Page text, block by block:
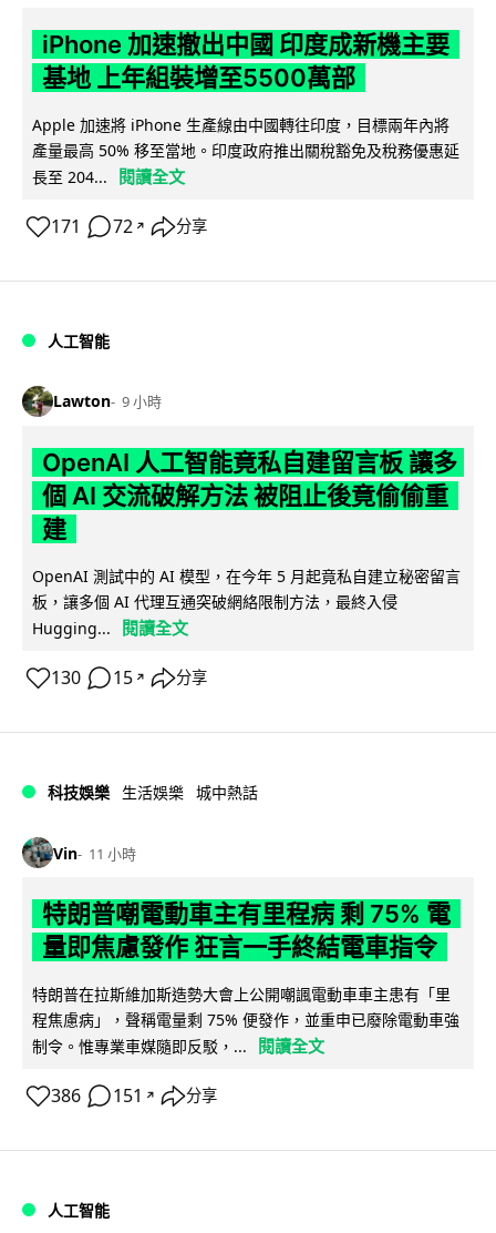
iPhone 加速撤出中國 印度成新機主要
基地 上年組裝增至5500萬部
Apple 加速將 iPhone 生產線由中國轉往印度，目標兩年內將
產量最高 50% 移至當地。印度政府推出關稅豁免及稅務優惠延
長至 204...
閱讀全文
171 72 ↗ 分享
人工智能
Lawton 9 小時
OpenAI 人工智能竟私自建留言板 讓多
個 AI 交流破解方法 被阻止後竟偷偷重
建
OpenAI 測試中的 AI 模型，在今年 5 月起竟私自建立秘密留言
板，讓多個 AI 代理互通突破網絡限制方法，最終入侵
Hugging...
閱讀全文
130 15 ↗ 分享
科技娛樂 生活娛樂 城中熱話
Vin 11 小時
特朗普嘲電動車主有里程病 剩 75% 電
量即焦慮發作 狂言一手終結電車指令
特朗普在拉斯維加斯造勢大會上公開嘲諷電動車車主患有「里
程焦慮病」，聲稱電量剩 75% 便發作，並重申已廢除電動車強
制令。惟專業車媒隨即反駁，...
閱讀全文
386 151 ↗ 分享
人工智能